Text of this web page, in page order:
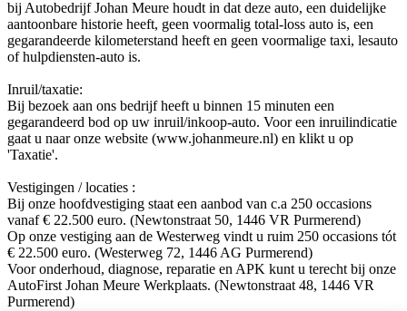
bij Autobedrijf Johan Meure houdt in dat deze auto, een duidelijke
aantoonbare historie heeft, geen voormalig total-loss auto is, een
gegarandeerde kilometerstand heeft en geen voormalige taxi, lesauto
of hulpdiensten-auto is.
Inruil/taxatie:
Bij bezoek aan ons bedrijf heeft u binnen 15 minuten een
gegarandeerd bod op uw inruil/inkoop-auto. Voor een inruilindicatie
gaat u naar onze website (www.johanmeure.nl) en klikt u op
'Taxatie'.
Vestigingen / locaties :
Bij onze hoofdvestiging staat een aanbod van c.a 250 occasions
vanaf € 22.500 euro. (Newtonstraat 50, 1446 VR Purmerend)
Op onze vestiging aan de Westerweg vindt u ruim 250 occasions tót
€ 22.500 euro. (Westerweg 72, 1446 AG Purmerend)
Voor onderhoud, diagnose, reparatie en APK kunt u terecht bij onze
AutoFirst Johan Meure Werkplaats. (Newtonstraat 48, 1446 VR
Purmerend)